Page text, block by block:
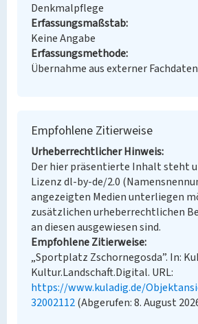
Denkmalpflege
Erfassungsmaßstab
Keine Angabe
Erfassungsmethode
Übernahme aus externer
Empfohlene Zitierweise
Urheberrechtlicher Hinweis
Der hier präsentierte Inhalt steht
Lizenz dl-by-de/2.0
angezeigten Medien unterliegen
zusätzlichen urheberrechtlichen
an diesen ausgewiesen sind.
Empfohlene Zitierweise
„Sportplatz Zschornegosda”. In:
Kultur.Landschaft.Digital. URL:
https://www.kuladig.de/
32002112(Abgerufen: 8. August